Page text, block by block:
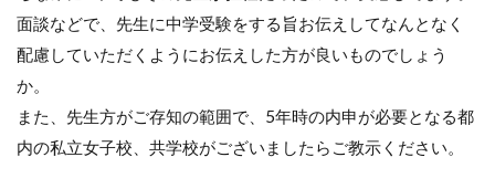
面談などで、先生に中学受験をする旨お伝えしてなんとなく
配慮していただくようにお伝えした方が良いものでしょう
か。
また、先生方がご存知の範囲で、5年時の内申が必要となる都
内の私立女子校、共学校がございましたらご教示ください。